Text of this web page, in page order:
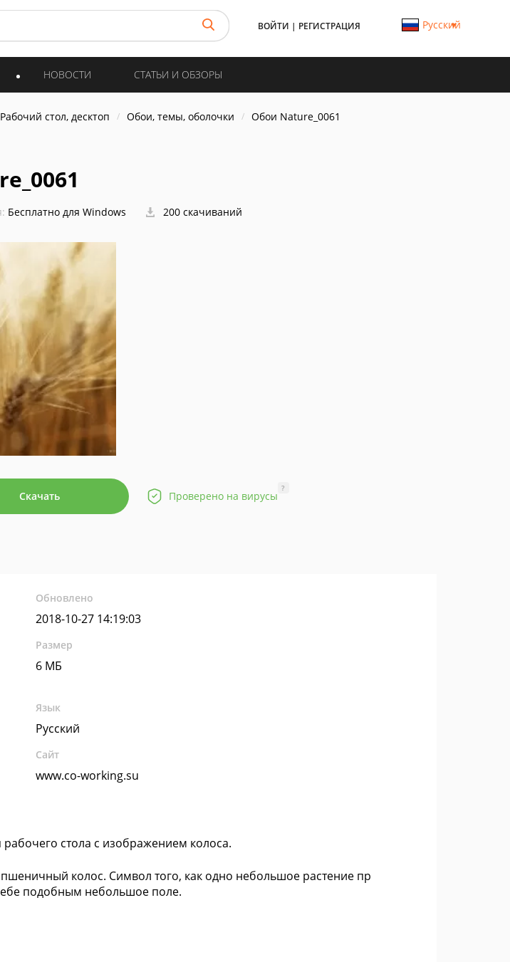
ВОЙТИ | РЕГИСТРАЦИЯ Русский
НОВОСТИ СТАТЬИ И ОБЗОРЫ
Рабочий стол, десктоп Обои, темы, оболочки Обои Nature_0061
Бесплатно для Windows 200 скачиваний
Скачать Проверено на вирусы
?
Обновлено
2018-10-27 14:19:03
Размер
6 МБ
Язык
Русский
Сайт
www.co-working.su
стола с изображением колоса.
колос. Символ того, как одно небольшое растение пр
подобным небольшое поле.